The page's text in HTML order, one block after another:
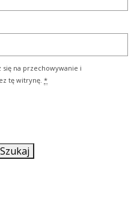
się na przechowywanie i
tę witrynę. *
Szukaj